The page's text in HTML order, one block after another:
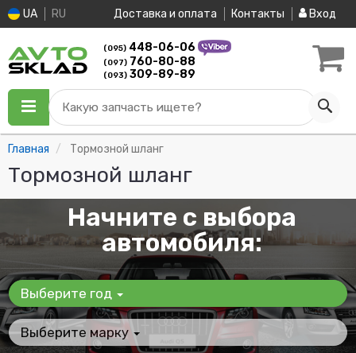
UA RU Доставка и оплата Контакты Вход
(095) 448-06-06
(097) 760-80-88
(093) 309-89-89
Какую запчасть ищете?
Главная Тормозной шланг
Тормозной шланг
Начните с выбора
автомобиля:
Выберите год
Выберите марку